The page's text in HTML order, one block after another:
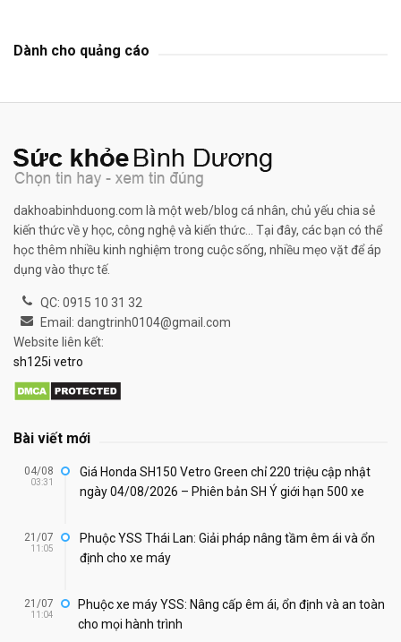
Dành cho quảng cáo
dakhoabinhduong.com là một web/blog cá nhân, chủ yếu chia sẻ
kiến thức về y học, công nghệ và kiến thức... Tại đây, các bạn có thể
học thêm nhiều kinh nghiệm trong cuộc sống, nhiều mẹo vặt để áp
dụng vào thực tế.
QC: 0915 10 31 32
Email: dangtrinh0104@gmail.com
Website liên kết:
sh125i vetro
Bài viết mới
04/08
03:31
Giá Honda SH150 Vetro Green chỉ 220 triệu cập nhật
ngày 04/08/2026 – Phiên bản SH Ý giới hạn 500 xe
21/07
11:05
Phuộc YSS Thái Lan: Giải pháp nâng tầm êm ái và ổn
định cho xe máy
21/07
11:04
Phuộc xe máy YSS: Nâng cấp êm ái, ổn định và an toàn
cho mọi hành trình